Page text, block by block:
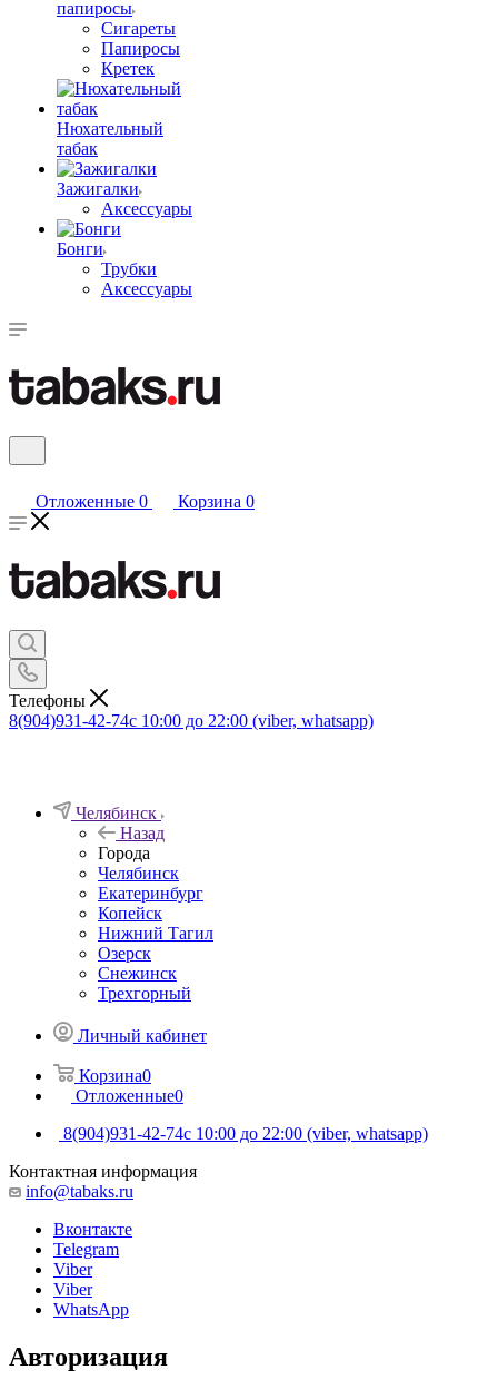
папиросы
Сигареты
Папиросы
Кретек
Нюхательный
табак
Зажигалки
Аксессуары
Бонги
Трубки
Аксессуары
Отложенные 0 Корзина 0
Телефоны
8(904)931-42-74с 10:00 до 22:00 (viber, whatsapp)
Челябинск
Назад
Города
Челябинск
Екатеринбург
Копейск
Нижний Тагил
Озерск
Снежинск
Трехгорный
Личный кабинет
Корзина0
Отложенные0
8(904)931-42-74с 10:00 до 22:00 (viber, whatsapp)
Контактная информация
info@tabaks.ru
Вконтакте
Telegram
Viber
Viber
WhatsApp
Авторизация